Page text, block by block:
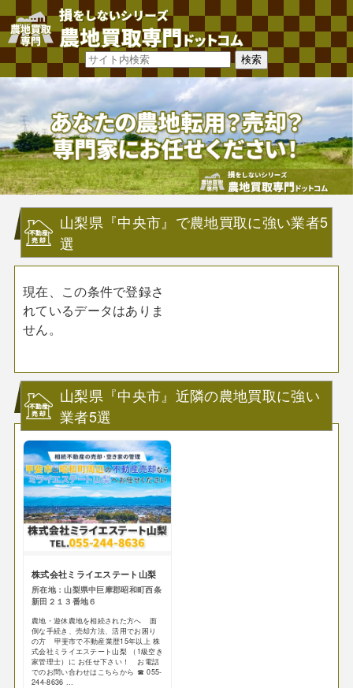
山梨県『中央市』で農地買取に強い業者5
選
現在、この条件で登録さ
れているデータはありま
せん。
山梨県『中央市』近隣の農地買取に強い
業者5選
株式会社ミライエステート山梨
所在地：山梨県中巨摩郡昭和町西条
新田２１３番地６
農地・遊休農地を相続された方へ 面
倒な手続き、売却方法、活用でお困り
の方 甲斐市で不動産業歴15年以上 株
式会社ミライエステート山梨 （1級空き
家管理士）に お任せ下さい！ お電話
でのお問い合わせはこちらから ☎ 055-
244-8636 ...